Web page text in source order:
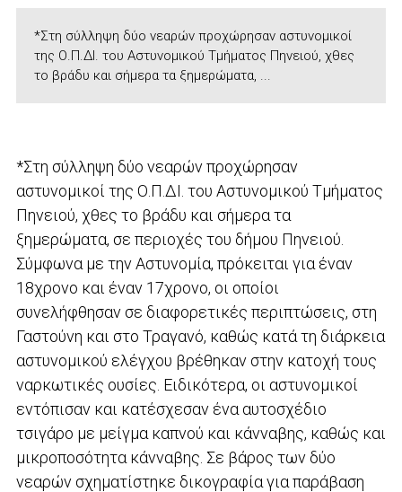
*Στη σύλληψη δύο νεαρών προχώρησαν αστυνομικοί
της Ο.Π.ΔΙ. του Αστυνομικού Τμήματος Πηνειού, χθες
το βράδυ και σήμερα τα ξημερώματα, ...
*Στη σύλληψη δύο νεαρών προχώρησαν
αστυνομικοί της Ο.Π.ΔΙ. του Αστυνομικού Τμήματος
Πηνειού, χθες το βράδυ και σήμερα τα
ξημερώματα, σε περιοχές του δήμου Πηνειού.
Σύμφωνα με την Αστυνομία, πρόκειται για έναν
18χρονο και έναν 17χρονο, οι οποίοι
συνελήφθησαν σε διαφορετικές περιπτώσεις, στη
Γαστούνη και στο Τραγανό, καθώς κατά τη διάρκεια
αστυνομικού ελέγχου βρέθηκαν στην κατοχή τους
ναρκωτικές ουσίες. Ειδικότερα, οι αστυνομικοί
εντόπισαν και κατέσχεσαν ένα αυτοσχέδιο
τσιγάρο με μείγμα καπνού και κάνναβης, καθώς και
μικροποσότητα κάνναβης. Σε βάρος των δύο
νεαρών σχηματίστηκε δικογραφία για παράβαση